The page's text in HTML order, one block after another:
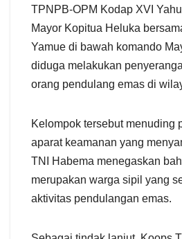
TPNPB-OPM Kodap XVI
Mayor Kopitua Heluka
Yamue di bawah komando
diduga melakukan
orang pendulang emas di
Kelompok tersebut menuding
aparat keamanan yang
TNI Habema menegaskan
merupakan warga sipil yang
aktivitas pendulangan emas.